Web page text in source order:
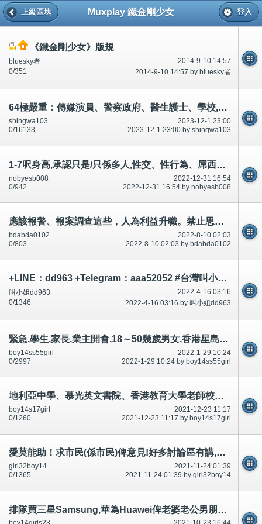
Muxplay 鐵金剛少女
上級區塊 登入
《鐵金剛少女》版規
2014-9-10 14:57
bluesky者
2014-9-10 14:57 by bluesky者
0/351
64極嚴重：傳媒演員、警察政府、醫生護士、學校,需要知道說/講過什麼、動向,因為升職等等～
2023-12-1 23:00
shingwa103
2023-12-1 23:00 by shingwa103
0/16133
1-7呎身高,承認只是/只係多人,性交、性行為、屌西都需要穿著警察制服多人!否則無得有型！
2022-12-31 16:54
nobyesb008
2022-12-31 16:54 by nobyesb008
0/942
應該報警、報案調查這些，人為利益升職。禁止思想，禁足(禁止外出、去街)又叫市民不要看/唔好睇(1)短片、相片
2022-8-10 02:03
bdabda0102
2022-8-10 02:03 by bdabda0102
0/803
+LINE：dd963 +Telegram：aaa52052 #台灣叫小姐 #台中叫小姐 #台北叫小姐 #高雄叫小姐 #新竹叫小姐 #台南叫小姐 #彰化叫小
2022-4-16 03:16
叫小姐dd963
2022-4-16 03:16 by 叫小姐dd963
0/1346
緊急,學生,家長,業主開會,18～50幾歲男女,香港星島日報,明報,大公報,頭條日報承認什麼?討論區有提及～相片公開
2022-1-29 10:24
boy14ss55girl
2022-1-29 10:24 by boy14ss55girl
0/2997
地利亞中學、慕光英文書院、香港教育大學老師校長讚成男女學生(穿著褲、校裙不用穿著內褲底褲)相片-公開
2021-12-23 11:17
boy14s17girl
2021-12-23 11:17 by boy14s17girl
0/1260
愛莫能助！求市民(係市民)俾意見!好多討論區有講,有相片*公開
2021-11-24 01:39
girl32boy14
2021-11-24 01:39 by girl32boy14
0/1365
排隊買三星Samsung,華為Huawei俾老婆老公男朋友,政府講$2100手機媲美好過Samsung華為-腦殘有圖-公開